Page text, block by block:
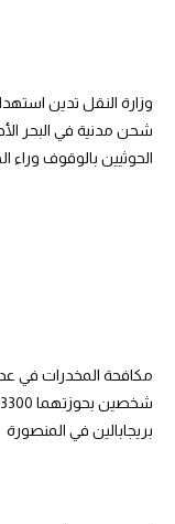
وزارة النقل تدين
شحن مدنية في البحر
الحوثيين بالوقوف وراء
مكافحة المخدرات في
بريجابالين في المنصورة